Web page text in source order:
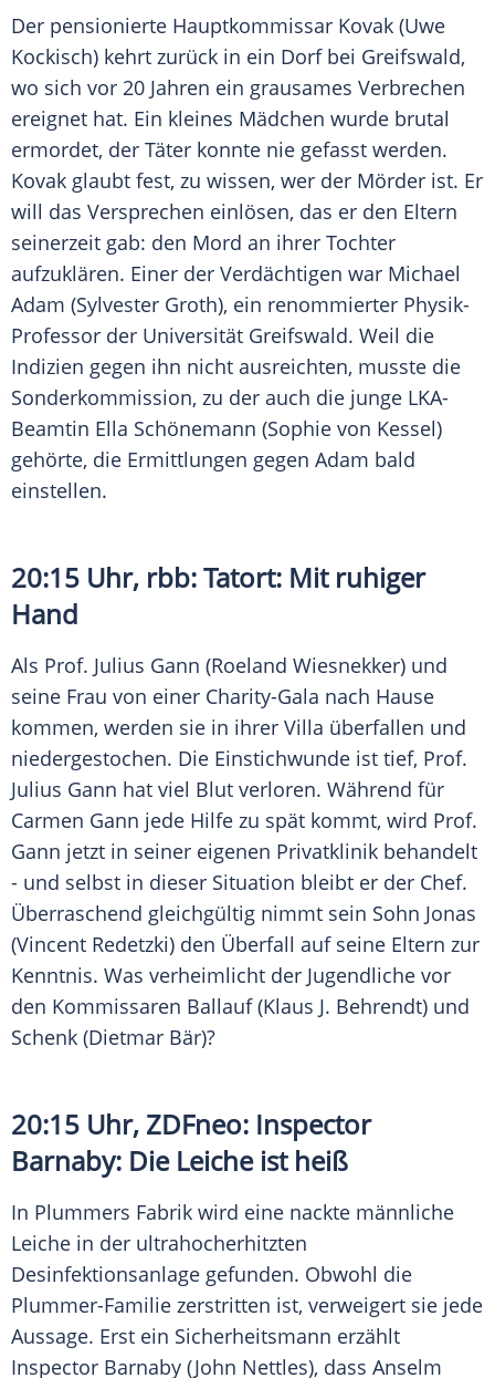
Der pensionierte Hauptkommissar Kovak (Uwe
Kockisch) kehrt zurück in ein Dorf bei Greifswald,
wo sich vor 20 Jahren ein grausames Verbrechen
ereignet hat. Ein kleines Mädchen wurde brutal
ermordet, der Täter konnte nie gefasst werden.
Kovak glaubt fest, zu wissen, wer der Mörder ist. Er
will das Versprechen einlösen, das er den Eltern
seinerzeit gab: den Mord an ihrer Tochter
aufzuklären. Einer der Verdächtigen war Michael
Adam (Sylvester Groth), ein renommierter Physik-
Professor der Universität Greifswald. Weil die
Indizien gegen ihn nicht ausreichten, musste die
Sonderkommission, zu der auch die junge LKA-
Beamtin Ella Schönemann (Sophie von Kessel)
gehörte, die Ermittlungen gegen Adam bald
einstellen.
20:15 Uhr, rbb:Tatort: Mit ruhiger
Hand
Als Prof. Julius Gann (Roeland Wiesnekker) und
seine Frau von einer Charity-Gala nach Hause
kommen, werden sie in ihrer Villa überfallen und
niedergestochen. Die Einstichwunde ist tief, Prof.
Julius Gann hat viel Blut verloren. Während für
Carmen Gann jede Hilfe zu spät kommt, wird Prof.
Gann jetzt in seiner eigenen Privatklinik behandelt
- und selbst in dieser Situation bleibt er der Chef.
Überraschend gleichgültig nimmt sein Sohn Jonas
(Vincent Redetzki) den Überfall auf seine Eltern zur
Kenntnis. Was verheimlicht der Jugendliche vor
den Kommissaren Ballauf (Klaus J. Behrendt) und
Schenk (Dietmar Bär)?
20:15 Uhr, ZDFneo: Inspector
Barnaby: Die Leiche ist heiß
In Plummers Fabrik wird eine nackte männliche
Leiche in der ultrahocherhitzten
Desinfektionsanlage gefunden. Obwohl die
Plummer-Familie zerstritten ist, verweigert sie jede
Aussage. Erst ein Sicherheitsmann erzählt
Inspector Barnaby (John Nettles), dass Anselm